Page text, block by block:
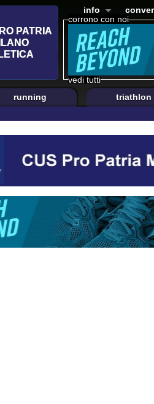
corrono con noi
vedi tutti
info
running triathlon